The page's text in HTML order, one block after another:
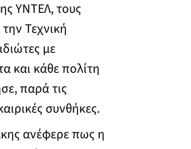
ΥΝΤΕΛ, τους
Τεχνική
με
και κάθε πολίτη
παρά τις
συνθήκες.
ανέφερε πως η